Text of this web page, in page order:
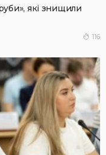
які знищили
116